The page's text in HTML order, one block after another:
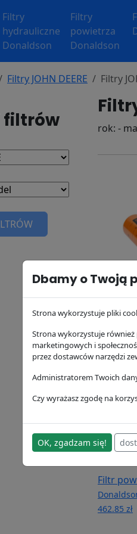
Filtry
hydrauliczne
Donaldson
Filtry
powietrza
Donaldson
Filtry JOHN DEERE Filtry
filtrów rok: -
Filtr
P164378
173.13 zł
Filtr
462.85 zł
Dbamy o Twoją
Strona wykorzystuje pliki
Strona wykorzystuje
marketingowych i
przez dostawców narzędzi
Administratorem Twoich
Czy wyrażasz zgodę na
OK, zgadzam się!